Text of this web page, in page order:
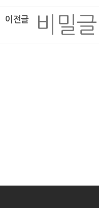
이전글 비밀글